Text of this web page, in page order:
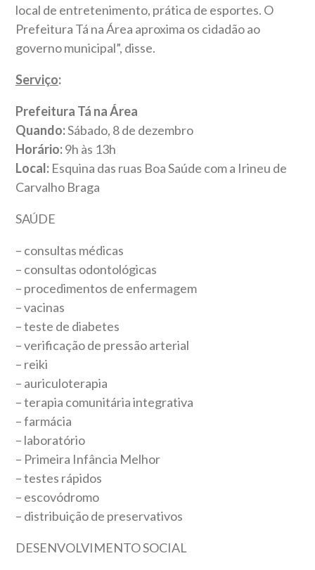
local de entretenimento, prática de esportes. O
Prefeitura Tá na Área aproxima os cidadão ao
governo municipal”, disse.
Serviço:
Prefeitura Tá na Área
Quando:Sábado, 8 de dezembro
Horário:9h às 13h
Local:Esquina das ruas Boa Saúde com a Irineu de
Carvalho Braga
SAÚDE
– consultas médicas
– consultas odontológicas
– procedimentos de enfermagem
– vacinas
– teste de diabetes
– verificação de pressão arterial
– reiki
– auriculoterapia
– terapia comunitária integrativa
– farmácia
– laboratório
– Primeira Infância Melhor
– testes rápidos
– escovódromo
– distribuição de preservativos
DESENVOLVIMENTO SOCIAL